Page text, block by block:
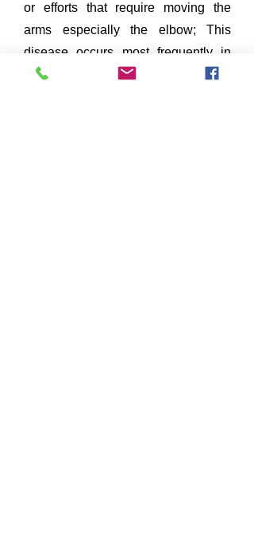
or efforts that require moving the
arms especially the elbow; This
disease occurs most frequently in
Rehabilitation consultations. Its